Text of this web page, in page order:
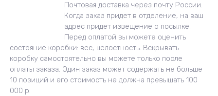
Почтовая доставка через почту России.
Когда заказ придет в отделение, на ваш
адрес придет извещение о посылке.
Перед оплатой вы можете оценить
состояние коробки: вес, целостность. Вскрывать
коробку самостоятельно вы можете только после
оплаты заказа. Один заказ может содержать не больше
10 позиций и его стоимость не должна превышать 100
000 р.